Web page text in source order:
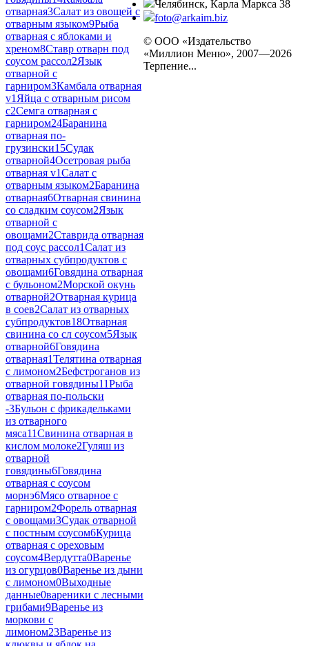
отварная3Салат из овощей с
отварным языком9Рыба
отварная с яблоками и
хреном8Ставр отварн под
соусом рассол2Язык
отварной с
гарниром3Камбала отварная
v1Яйца с отварным рисом
с2Семга отварная с
гарниром24Баранина
отварная по-
грузински15Судак
отварной4Осетровая рыба
отварная v1Салат с
отварным языком2Баранина
отварная6Отварная свинина
со сладким соусом2Язык
отварной с
овощами2Ставрида отварная
под соус рассол1Салат из
отварных субпродуктов с
овощами6Говядина отварная
с бульоном2Морской окунь
отварной2Отварная курица
в соев2Салат из отварных
субпродуктов18Отварная
свинина со сл соусом5Язык
отварной6Говядина
отварная1Телятина отварная
с лимоном2Бефстроганов из
отварной говядины11Рыба
отварная по-польски
-3Бульон с фрикадельками
из отварного
мяса11Свинина отварная в
кислом молоке2Гуляш из
отварной
говядины6Говядина
отварная с соусом
морнэ6Мясо отварное с
гарниром2Форель отварная
с овощами3Судак отварной
с постным соусом6Курица
отварная с ореховым
соусом4Вердутта0Варенье
из огурцов0Варенье из дыни
с лимоном0Выходные
данные0вареники с лесными
грибами9Варенье из
моркови с
лимоном23Варенье из
Челябинск, Карла Маркса 38
foto@arkaim.biz
© ООО «Издательство
«Миллион Меню», 2007—2026
Терпение...